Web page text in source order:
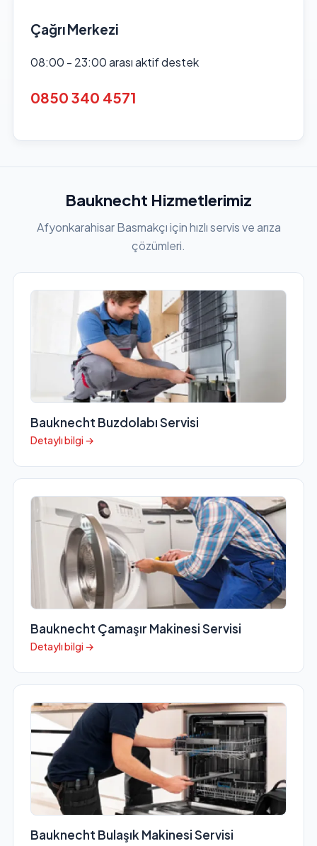
Çağrı Merkezi
08:00 - 23:00 arası aktif destek
0850 340 4571
Bauknecht Hizmetlerimiz
Afyonkarahisar Basmakçı için hızlı servis ve arıza
çözümleri.
Bauknecht Buzdolabı Servisi
Detaylı bilgi →
Bauknecht Çamaşır Makinesi Servisi
Detaylı bilgi →
Bauknecht Bulaşık Makinesi Servisi